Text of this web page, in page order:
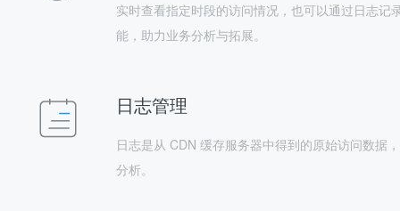
实时查看指定时段的访问情况，也可以通过日志
能，助力业务分析与拓展。
日志管理
日志是从 CDN 缓存服务器中得到的原始访问数据
分析。